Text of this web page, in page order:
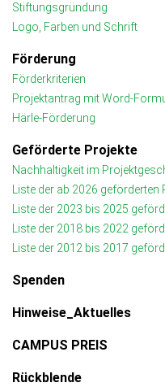
Stiftungsgründung
Logo, Farben und Schrift
Förderung
Förderkriterien
Projektantrag mit Word-
Härle-Förderung
Geförderte Projekte
Nachhaltigkeit im
Liste der ab 2026 geförderten
Liste der 2023 bis 2025
Liste der 2018 bis 2022
Liste der 2012 bis 2017
Spenden
Hinweise_Aktuelles
CAMPUS PREIS
Rückblende